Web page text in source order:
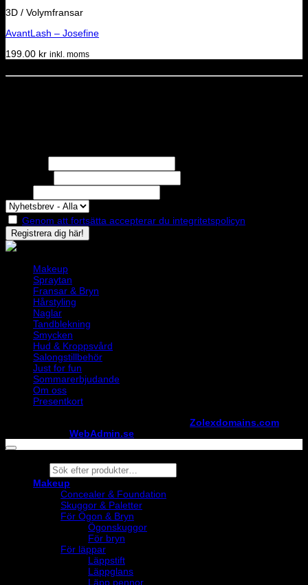
3D / Volymfransar
AvantLash – Josefine
199.00 kr inkl. moms
Genom att fortsätta accepterar du integritetspolicyn
Makeup
Spraytan
Fransar & Bryn
Hårstyling
Naglar
Tandblekning
Smycken
Hud & Kroppsvård
Salongstillbehör
Just for fun
Sommarerbjudande
Om oss
Presentkort
Zolexdomains.com
WebAdmin.se
Products
search
Makeup
Concealer & Foundation
Skuggor & Paletter
För Ögon & Bryn
Ögonskuggor
För bryn
För läppar
Läppstift
Läppglans
Läpp pennor